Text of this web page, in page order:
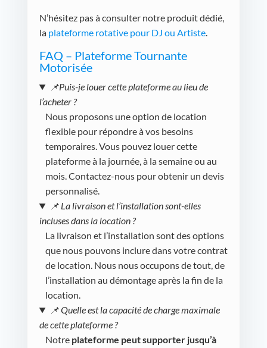
N’hésitez pas à consulter notre produit dédié,
la plateforme rotative pour DJ ou Artiste.
FAQ – Plateforme Tournante
Motorisée
📌Puis-je louer cette plateforme au lieu de
l’acheter ?
Nous proposons une option de location
flexible pour répondre à vos besoins
temporaires. Vous pouvez louer cette
plateforme à la journée, à la semaine ou au
mois. Contactez-nous pour obtenir un devis
personnalisé.
📌 La livraison et l’installation sont-elles
incluses dans la location ?
La livraison et l’installation sont des options
que nous pouvons inclure dans votre contrat
de location. Nous nous occupons de tout, de
l’installation au démontage après la fin de la
location.
📌 Quelle est la capacité de charge maximale
de cette plateforme ?
Notre plateforme peut supporter jusqu’à